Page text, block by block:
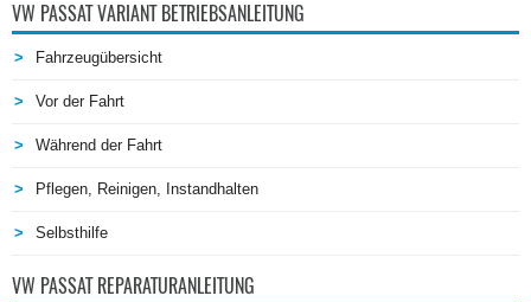
VW PASSAT VARIANT BETRIEBSANLEITUNG
Fahrzeugübersicht
Vor der Fahrt
Während der Fahrt
Pflegen, Reinigen, Instandhalten
Selbsthilfe
VW PASSAT REPARATURANLEITUNG